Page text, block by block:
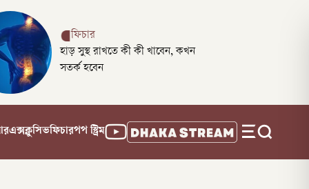
ফিচার
হাড় সুস্থ রাখতে কী কী খাবেন, কখন
সতর্ক হবেন
এক্সক্লুসিভফিচারপপ স্ট্রিম